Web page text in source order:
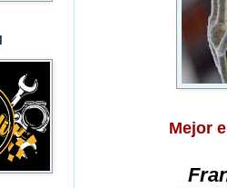
Mejor